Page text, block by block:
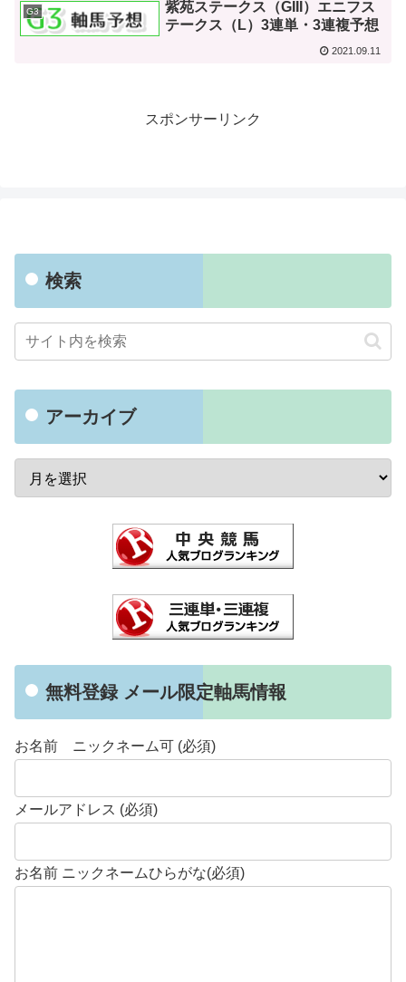
G3
紫苑ステークス（GIII）エニフス
テークス（L）3連単・3連複予想
2021.09.11
スポンサーリンク
検索
アーカイブ
無料登録 メール限定軸馬情報
お名前 ニックネーム可 (必須)
メールアドレス (必須)
お名前 ニックネームひらがな(必須)